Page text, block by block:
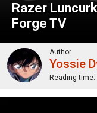
Razer
Forge TV
Author
Yossie
Reading time: